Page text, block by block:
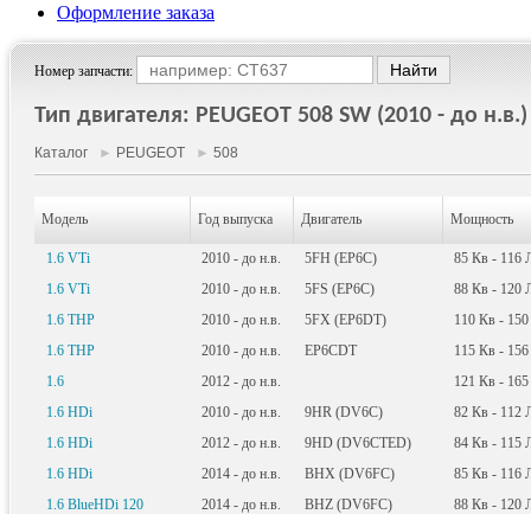
Оформление заказа
Номер запчасти:
Тип двигателя: PEUGEOT 508 SW (2010 - до н.в.)
Каталог ► PEUGEOT ► 508
Модель Год выпуска Двигатель Мощность
1.6 VTi 2010 - до н.в. 5FH (EP6C) 85 Кв - 116
1.6 VTi
2010 - до н.в. 5FS (EP6C) 88 Кв - 120
1.6 THP
2010 - до н.в. 5FX (EP6DT) 110 Кв - 150
1.6 THP
2010 - до н.в. EP6CDT 115 Кв - 156
1.6
2012 - до н.в. 121 Кв - 165
1.6 HDi
2010 - до н.в. 9HR (DV6C) 82 Кв - 112
1.6 HDi
2012 - до н.в. 9HD (DV6CTED) 84 Кв - 115
1.6 HDi
2014 - до н.в. BHX (DV6FC) 85 Кв - 116
1.6 BlueHDi 120
2014 - до н.в. BHZ (DV6FC) 88 Кв - 120